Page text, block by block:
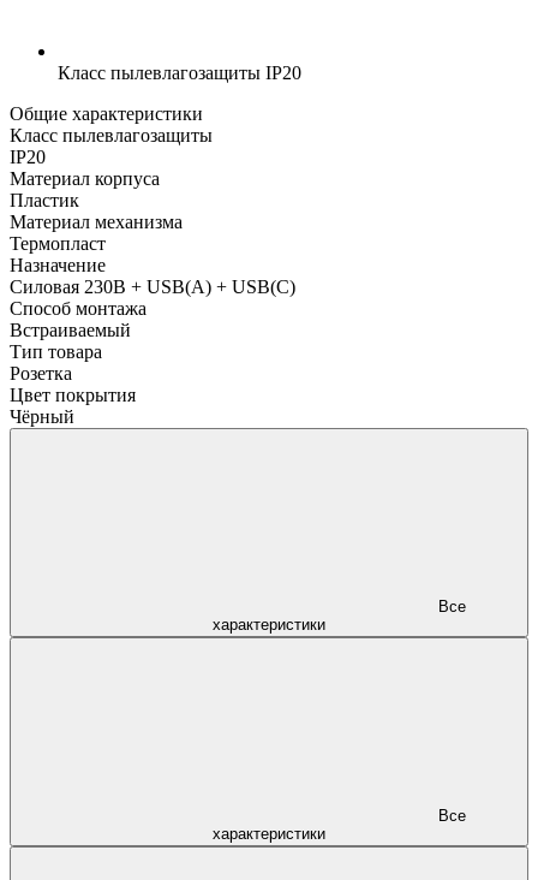
Класс пылевлагозащиты IP20
Общие характеристики
Класс пылевлагозащиты
IP20
Материал корпуса
Пластик
Материал механизма
Термопласт
Назначение
Силовая 230В + USB(A) + USВ(С)
Способ монтажа
Встраиваемый
Тип товара
Розетка
Цвет покрытия
Чёрный
характеристики
характеристики